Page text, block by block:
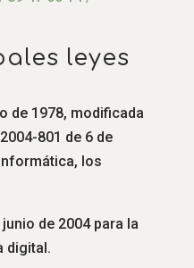
leyes
de 1978, modificada
801 de 6 de
los
de 2004 para la
digital.